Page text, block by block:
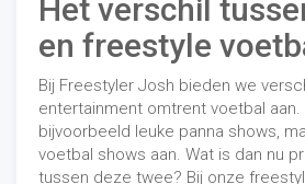
Het verschil
en freestyle
Bij Freestyler Josh bieden we
entertainment omtrent voetbal
bijvoorbeeld leuke panna shows,
voetbal shows aan. Wat is dan nu
tussen deze twee? Bij onze